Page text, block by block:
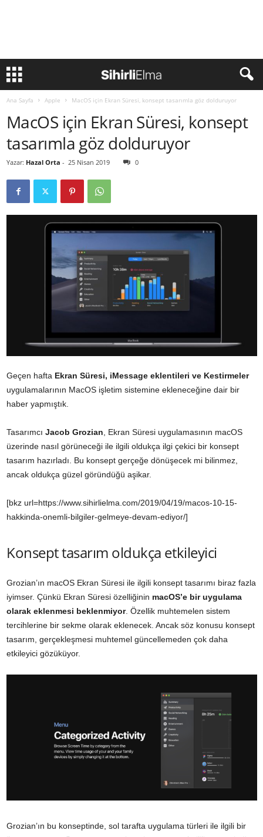
Ana Sayfa Apple MacOS için Ekran Süresi, konsept tasarımla göz dolduruyor
MacOS için Ekran Süresi, konsept
tasarımla göz dolduruyor
Yazar: Hazal Orta - 25 Nisan 2019 0
Geçen hafta Ekran Süresi, iMessage eklentileri ve Kestirmeler
uygulamalarının MacOS işletim sistemine ekleneceğine dair bir
haber yapmıştık.
Tasarımcı Jacob Grozian , Ekran Süresi uygulamasının macOS
üzerinde nasıl görüneceği ile ilgili oldukça ilgi çekici bir konsept
tasarım hazırladı. Bu konsept gerçeğe dönüşecek mi bilinmez,
ancak oldukça güzel göründüğü aşikar.
[bkz url=https://www.sihirlielma.com/2019/04/19/macos-10-15-
hakkinda-onemli-bilgiler-gelmeye-devam-ediyor/]
Konsept tasarım oldukça etkileyici
Grozian’ın macOS Ekran Süresi ile ilgili konsept tasarımı biraz fazla
iyimser. Çünkü Ekran Süresi özelliğinin macOS’e bir uygulama
olarak eklenmesi beklenmiyor. Özellik muhtemelen sistem
tercihlerine bir sekme olarak eklenecek. Ancak söz konusu konsept
tasarım, gerçekleşmesi muhtemel güncellemeden çok daha
etkileyici gözüküyor.
Grozian’ın bu konseptinde, sol tarafta uygulama türleri ile ilgili bir